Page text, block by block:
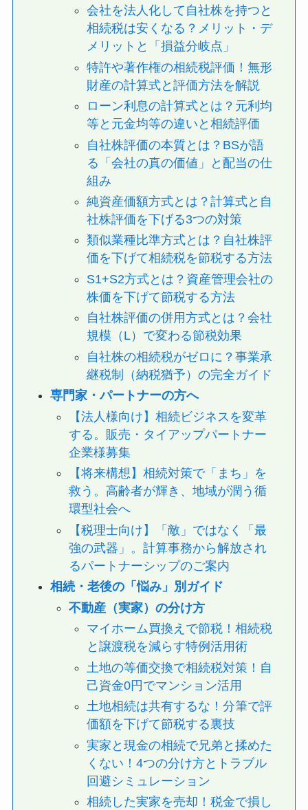
会社を法人化して自社株を持つと
相続税は安くなる？メリット・デ
メリットと「損益分岐点」
特許や著作権の相続税評価！無形
財産の計算式と評価方法を解説
ローン利息の計算式とは？元利均
等と元金均等の違いと相続評価
自社株評価の本質とは？BSが語
る「会社の真の価値」と配当の仕
組み
純資産価額方式とは？計算式と自
社株評価を下げる3つの対策
類似業種比準方式とは？自社株評
価を下げて相続税を節税する方法
S1+S2方式とは？資産管理会社の
株価を下げて節税する方法
自社株評価の併用方式とは？会社
規模（L）で変わる節税効果
自社株の相続税がゼロに？事業承
継税制（納税猶予）の完全ガイド
専門家・パートナーの方へ
【法人様向け】相続ビジネスを変革
する。販売・タイアップパートナー
企業様募集
【将来構想】相続対策で「まち」を
救う。高齢者が輝き、地域が潤う循
環型社会へ
【税理士向け】「敵」ではなく「最
強の武器」。計算事務から解放され
るパートナーシップのご案内
相続・老後の「悩み」別ガイド
不動産（実家）の分け方
マイホーム買換えで節税！相続税
と譲渡税を減らす特例活用術
土地の等価交換で相続税対策！自
己資金0円でマンション活用
土地相続は共有するな！分筆で評
価額を下げて節税する裏技
実家と現金の相続で兄弟と揉めた
くない！4つの分け方とトラブル
回避シミュレーション
相続した実家を売却！税金で損し